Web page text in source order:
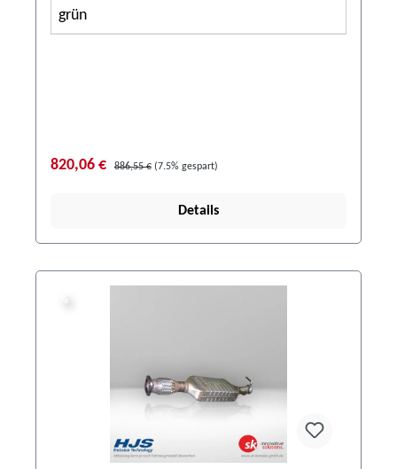
grün
820,06 € 886,55 € (7.5% gespart)
Details